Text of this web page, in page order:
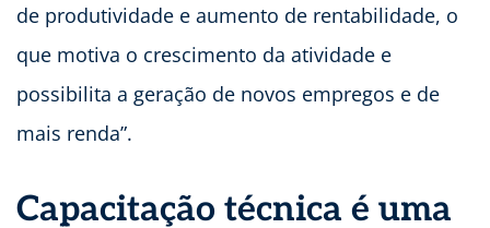
de produtividade e aumento de rentabilidade, o
que motiva o crescimento da atividade e
possibilita a geração de novos empregos e de
mais renda”.
Capacitação técnica é uma